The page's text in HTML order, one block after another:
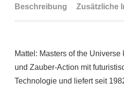
Beschreibung Zusätzliche
Mattel: Masters of the
und Zauber-Action mit
Technologie und liefert seit